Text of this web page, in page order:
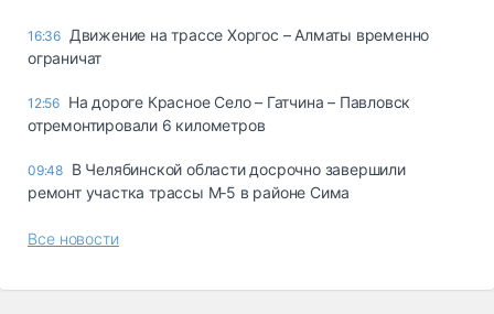
16:36 Движение на трассе Хоргос – Алматы временно
ограничат
12:56 На дороге Красное Село – Гатчина – Павловск
отремонтировали 6 километров
09:48 В Челябинской области досрочно завершили
ремонт участка трассы М‑5 в районе Сима
Все новости